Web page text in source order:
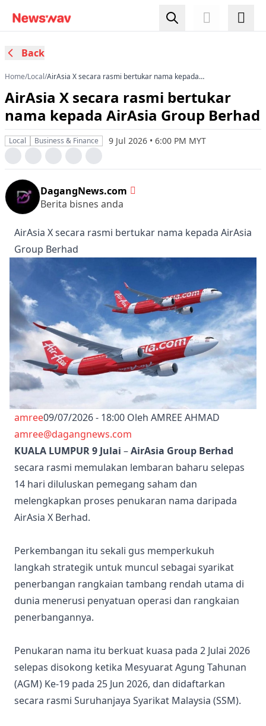
Back
Home/Local/AirAsia X secara rasmi bertukar nama kepada
AirAsia X secara rasmi bertukar
nama kepada AirAsia Group Berhad
Local Business & Finance 9 Jul 2026 • 6:00 PM MYT
DagangNews.com
Berita bisnes anda
AirAsia X secara rasmi bertukar nama kepada AirAsia
Group Berhad
amree09/07/2026 - 18:00 Oleh AMREE AHMAD
amree@dagangnews.com
KUALA LUMPUR 9 Julai –AirAsia Group Berhad
secara rasmi memulakan lembaran baharu selepas
14 hari diluluskan pemegang saham dan
melengkapkan proses penukaran nama daripada
AirAsia X Berhad.
Perkembangan itu sekali gus memperkukuh
langkah strategik untuk muncul sebagai syarikat
penerbangan rangkaian tambang rendah utama di
dunia menerusi penyatuan operasi dan rangkaian
penerbangannya.
Penukaran nama itu berkuat kuasa pada 2 Julai 2026
selepas disokong ketika Mesyuarat Agung Tahunan
(AGM) Ke-19 pada 25 Jun 2026, dan didaftarkan
secara rasmi Suruhanjaya Syarikat Malaysia (SSM).